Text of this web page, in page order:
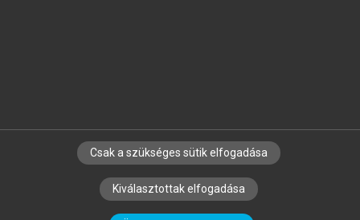
SZERZŐKNEK CÉGEKNEK KÖNYVTÁROSOKNAK
SZERKESZTÉSI ÉS LEKTORÁLÁSI ALAPELVEK
Csak a szükséges sütik elfogadása
Kiválasztottak elfogadása